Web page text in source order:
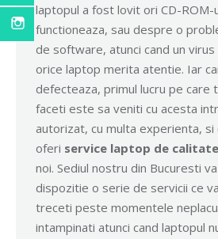
laptopul a fost lovit ori CD-ROM-
functioneaza, sau despre o
de software, atunci cand un virus
orice laptop merita atentie. Iar
defecteaza, primul lucru pe care
faceti este sa veniti cu acesta
autorizat, cu multa experienta, si
oferi service laptop de calitate
noi. Sediul nostru din Bucuresti
dispozitie o serie de servicii ce
treceti peste momentele
intampinati atunci cand laptopul